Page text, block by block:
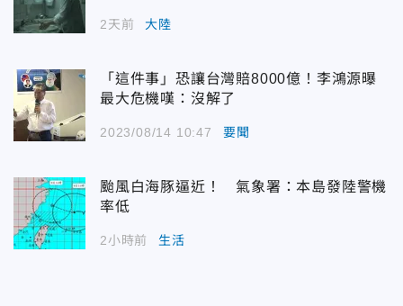
2天前 大陸
「這件事」恐讓台灣賠8000億！李鴻源曝
最大危機嘆：沒解了
2023/08/14 10:47 要聞
颱風白海豚逼近！ 氣象署：本島發陸警機
率低
2小時前 生活